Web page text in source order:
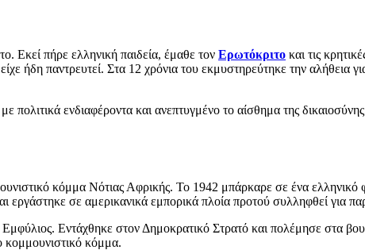
Εκεί πήρε ελληνική παιδεία, έμαθε τον Ερωτόκριτο και τις
ήδη παντρευτεί. Στα 12 χρόνια του εκμυστηρεύτηκε την αλήθεια
πολιτικά ενδιαφέροντα και ανεπτυγμένο το αίσθημα της
κόμμα Νότιας Αφρικής. Το 1942 μπάρκαρε σε ένα
εργάστηκε σε αμερικανικά εμπορικά πλοία προτού συλληφθεί για
Εντάχθηκε στον Δημοκρατικό Στρατό και πολέμησε στα
κομμουνιστικό κόμμα.